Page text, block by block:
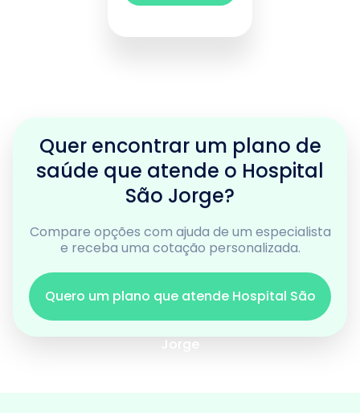
Quer encontrar um plano de
saúde que atende o Hospital
São Jorge?
Compare opções com ajuda de um especialista
e receba uma cotação personalizada.
Quero um plano que atende Hospital São
Jorge